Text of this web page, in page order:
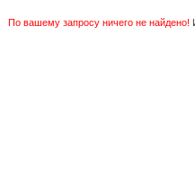
По вашему запросу ничего не найдено!